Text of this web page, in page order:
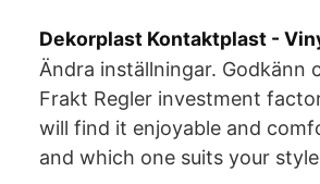
Dekorplast Kontaktplast -
Ändra inställningar. Godkänn
Frakt Regler investment
will find it enjoyable and
and which one suits your